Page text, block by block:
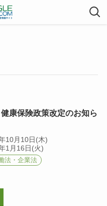
康保険政策改定のお知ら
10月10日(木)
1月16日(火)
法・企業法